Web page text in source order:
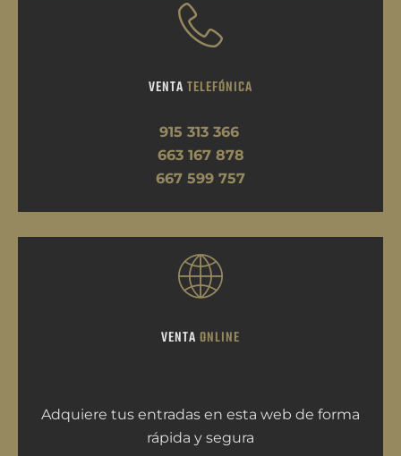
VENTA TELEFÓNICA
915 313 366
663 167 878
667 599 757
VENTA ONLINE
Adquiere tus entradas en esta web de forma
rápida y segura